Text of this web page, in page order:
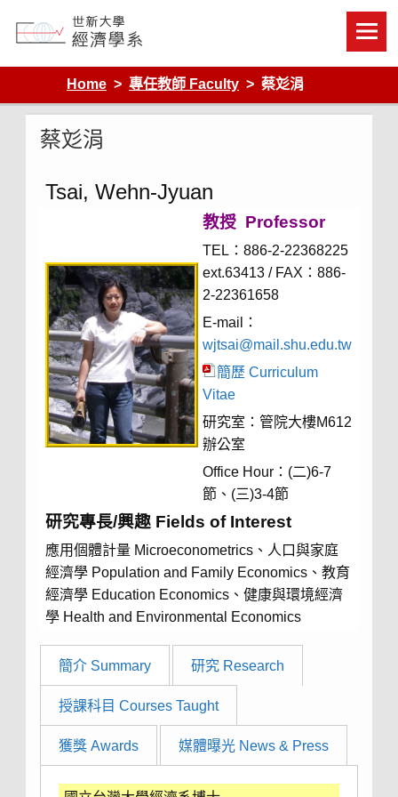
content
Department of Economics, Shih Hsin University
Home
專任教師 Faculty 蔡彣涓
蔡彣涓
Tsai, Wehn-Jyuan
教授 Professor
TEL：886-2-22368225
ext.63413 / FAX：886-
2-22361658
E-mail：
wjtsai@mail.shu.edu.tw
簡歷 Curriculum
Vitae
研究室：管院大樓M612
辦公室
Office Hour：(二)6-7
節、(三)3-4節
研究專長/興趣 Fields of Interest
應用個體計量 Microeconometrics、人口與家庭
經濟學 Population and Family Economics、教育
經濟學 Education Economics、健康與環境經濟
學 Health and Environmental Economics
簡介 Summary 研究 Research
授課科目 Courses Taught
獲獎 Awards 媒體曝光 News & Press